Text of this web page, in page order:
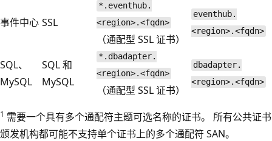
事件中心 SSL
*.eventhub.
<region>.<fqdn>
（通配型 SSL 证书）
eventhub.
<region>.<fqdn>
SQL、
MySQL
SQL 和
MySQL
*.dbadapter.
<region>.<fqdn>
（通配型 SSL 证书）
dbadapter.
<region>.<fqdn>
1 需要一个具有多个通配符主题可选名称的证书。 所有公共证书
颁发机构都可能不支持单个证书上的多个通配符 SAN。